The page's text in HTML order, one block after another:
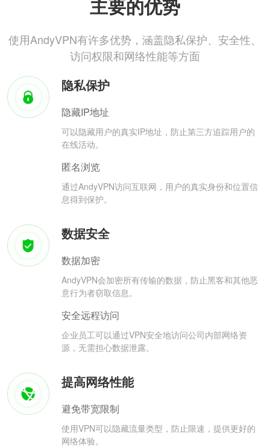
主要的优势
使用AndyVPN有许多优势，涵盖隐私保护、安全性、
访问权限和网络性能等方面
隐私保护
隐藏IP地址
可以隐藏用户的真实IP地址，防止第三方追踪用户的
在线活动。
匿名浏览
通过AndyVPN访问互联网，用户的真实身份和位置信
息得到保护。
数据安全
数据加密
AndyVPN会加密所有传输的数据，防止黑客和其他恶
意行为者窃取信息。
安全远程访问
企业员工可以通过VPN安全地访问公司内部网络资
源，无需担心数据泄露。
提高网络性能
避免带宽限制
使用VPN可以隐藏流量类型，防止限速，提供更好的
网络体验。